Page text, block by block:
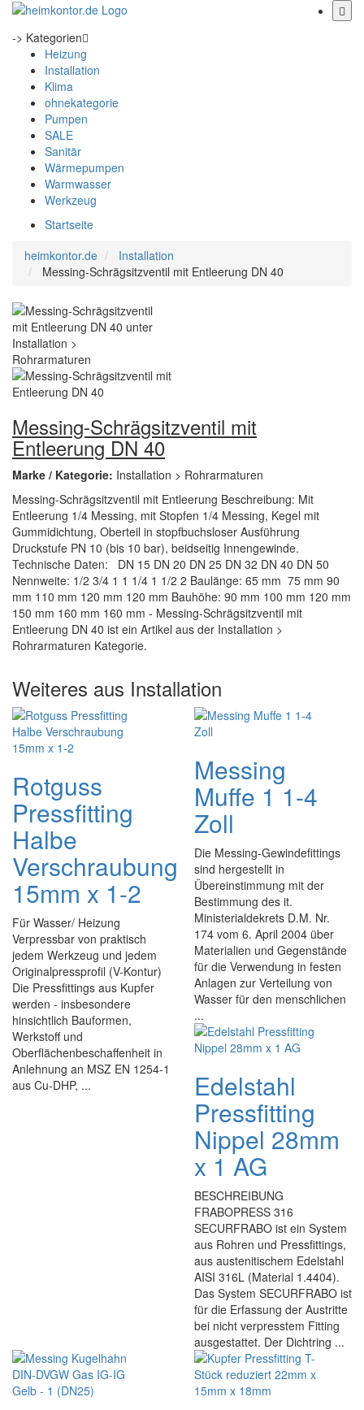
-> Kategorien
Heizung
Installation
Klima
ohnekategorie
Pumpen
SALE
Sanitär
Wärmepumpen
Warmwasser
Werkzeug
Startseite
heimkontor.de
Installation
Messing-Schrägsitzventil mit Entleerung DN 40
Messing-Schrägsitzventil mit
Entleerung DN 40
Marke / Kategorie: Installation > Rohrarmaturen
Messing-Schrägsitzventil mit Entleerung Beschreibung: Mit
Entleerung 1/4 Messing, mit Stopfen 1/4 Messing, Kegel mit
Gummidichtung, Oberteil in stopfbuchsloser Ausführung
Druckstufe PN 10 (bis 10 bar), beidseitig Innengewinde.
Technische Daten: DN 15 DN 20 DN 25 DN 32 DN 40 DN 50
Nennweite: 1/2 3/4 1 1 1/4 1 1/2 2 Baulänge: 65 mm 75 mm 90
mm 110 mm 120 mm 120 mm Bauhöhe: 90 mm 100 mm 120 mm
150 mm 160 mm 160 mm - Messing-Schrägsitzventil mit
Entleerung DN 40 ist ein Artikel aus der Installation >
Rohrarmaturen Kategorie.
Weiteres aus Installation
Rotguss
Pressfitting
Halbe
Verschraubung
15mm x 1-2
Für Wasser/ Heizung
Verpressbar von praktisch
jedem Werkzeug und jedem
Originalpressprofil (V-Kontur)
Die Pressfittings aus Kupfer
werden - insbesondere
hinsichtlich Bauformen,
Werkstoff und
Oberflächenbeschaffenheit in
Anlehnung an MSZ EN 1254-1
aus Cu-DHP, ...
Messing
Muffe 1 1-4
Zoll
Die Messing-Gewindefittings
sind hergestellt in
Übereinstimmung mit der
Bestimmung des it.
Ministerialdekrets D.M. Nr.
174 vom 6. April 2004 über
Materialien und Gegenstände
für die Verwendung in festen
Anlagen zur Verteilung von
Wasser für den menschlichen
...
Edelstahl
Pressfitting
Nippel 28mm
x 1 AG
BESCHREIBUNG
FRABOPRESS 316
SECURFRABO ist ein System
aus Rohren und Pressfittings,
aus austenitischem Edelstahl
AISI 316L (Material 1.4404).
Das System SECURFRABO ist
für die Erfassung der Austritte
bei nicht verpresstem Fitting
ausgestattet. Der Dichtring ...